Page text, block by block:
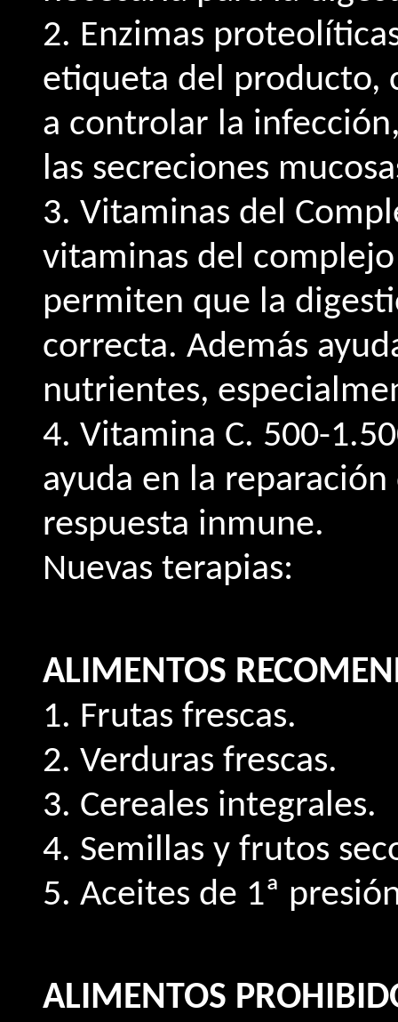
2. Enzimas
etiqueta del producto,
a controlar la
las secreciones
3. Vitaminas del
vitaminas del
permiten que la
correcta. Además
nutrientes,
4. Vitamina C. 500-
ayuda en la
respuesta inmune.
Nuevas terapias:
ALIMENTOS
1. Frutas frescas.
2. Verduras frescas.
3. Cereales integrales.
4. Semillas y frutos
5. Aceites de 1ª
ALIMENTOS